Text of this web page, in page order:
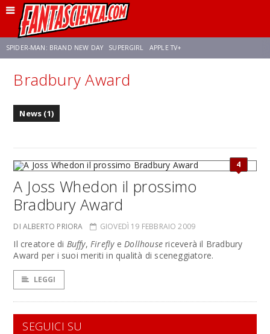
SPIDER-MAN: BRAND NEW DAY SUPERGIRL APPLE TV+
FRANCO RICCIARDIELLO ZENDAYA STAR TREK
Bradbury Award
News (1)
4
A Joss Whedon il prossimo
Bradbury Award
DI ALBERTO PRIORA GIOVEDÌ 19 FEBBRAIO 2009
Il creatore di Buffy,FireflyeDollhouse riceverà il Bradbury
Award per i suoi meriti in qualità di sceneggiatore.
LEGGI
SEGUICI SU